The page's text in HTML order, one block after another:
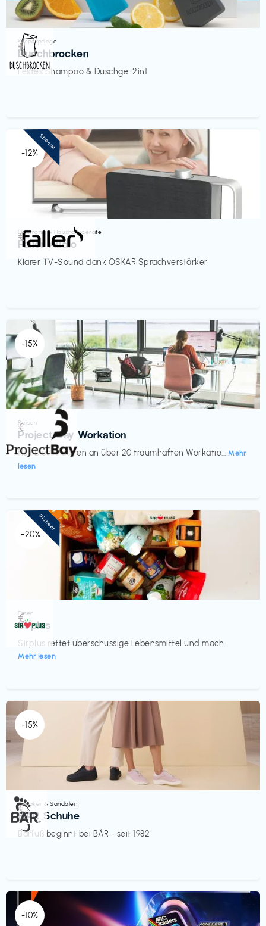
Körperpflege
Duschbrocken
Festes Shampoo & Duschgel 2in1
€‎
-12%
Elektronik & Haushaltsgeräte
Faller Audio
Klarer TV-Sound dank OSKAR Sprachverstärker
€‎
Special
-15%
Reisen
Project Bay Workation
flexibles Arbeiten an über 20 traumhaften Workatio... Mehr
lesen
€‎
-20%
Essen
Sirplus
Sirplus rettet überschüssige Lebensmittel und mach...
Mehr lesen
€‎
Pioneer
-15%
Sneaker & Sandalen
BÄR Schuhe
Barfuß beginnt bei BÄR - seit 1982
€‎
-10%